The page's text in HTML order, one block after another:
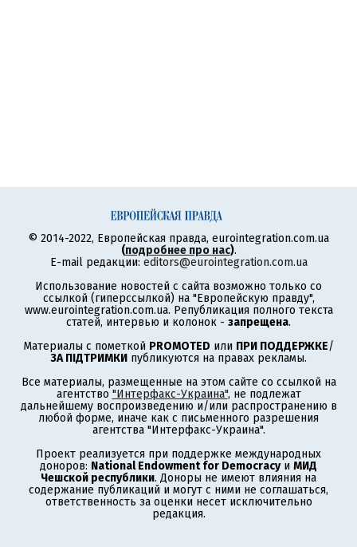
© 2014-2022, Европейская правда, eurointegration.com.ua
(подробнее про нас).
E-mail редакции: editors@eurointegration.com.ua
Использование новостей с сайта возможно только со
ссылкой (гиперссылкой) на "Европейскую правду",
www.eurointegration.com.ua. Републикация полного текста
статей, интервью и колонок - запрещена.
Материалы с пометкой PROMOTED или ПРИ ПОДДЕРЖКЕ/
ЗА ПІДТРИМКИ публикуются на правах рекламы.
Все материалы, размещенные на этом сайте со ссылкой на
агентство "Интерфакс-Украина", не подлежат
дальнейшему воспроизведению и/или распространению в
любой форме, иначе как с письменного разрешения
агентства "Интерфакс-Украина".
Проект реализуется при поддержке международных
доноров: National Endowment for Democracyи МИД
Чешской республики. Доноры не имеют влияния на
содержание публикаций и могут с ними не соглашаться,
ответственность за оценки несет исключительно
редакция.